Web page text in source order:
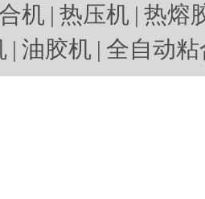
机 | 热压机 | 热熔
| 油胶机 | 全自动粘